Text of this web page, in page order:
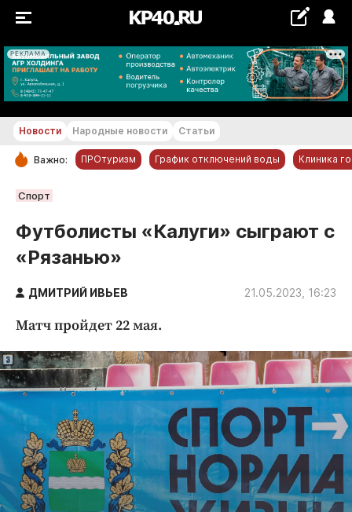
РЕКЛАМА
+21...+22 °С
РУБРИКИ
Обнинск
Статьи
Народные новости
Авто и транспорт
Благоустройство
Криминал
Культура
Недвижимость и ЖКХ
Образование
Общество
Погода
Праздники
Новости Народные новости Статьи
Важно: ПРОтуризм График отключений воды Клиника
Спорт
Футболисты «Калуги» сыграют с
«Рязанью»
ДМИТРИЙ ИВЬЕВ 21.05.2023, 16:23
Матч пройдет 22 мая.